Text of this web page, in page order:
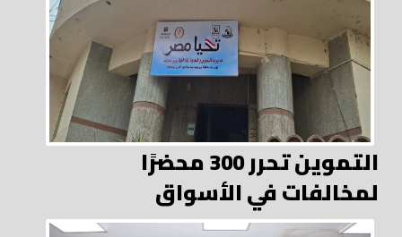
التموين تحرر 300 محضرًا
لمخالفات في الأسواق